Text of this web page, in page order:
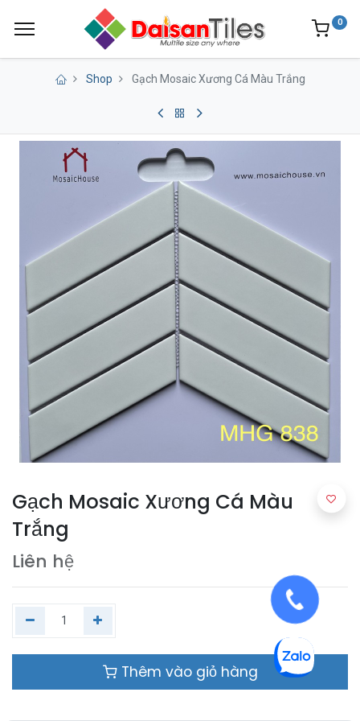
0
Shop Gạch Mosaic Xương Cá Màu Trắng
Gạch Mosaic Xương Cá Màu
Trắng
Liên hệ
Thêm vào giỏ hàng